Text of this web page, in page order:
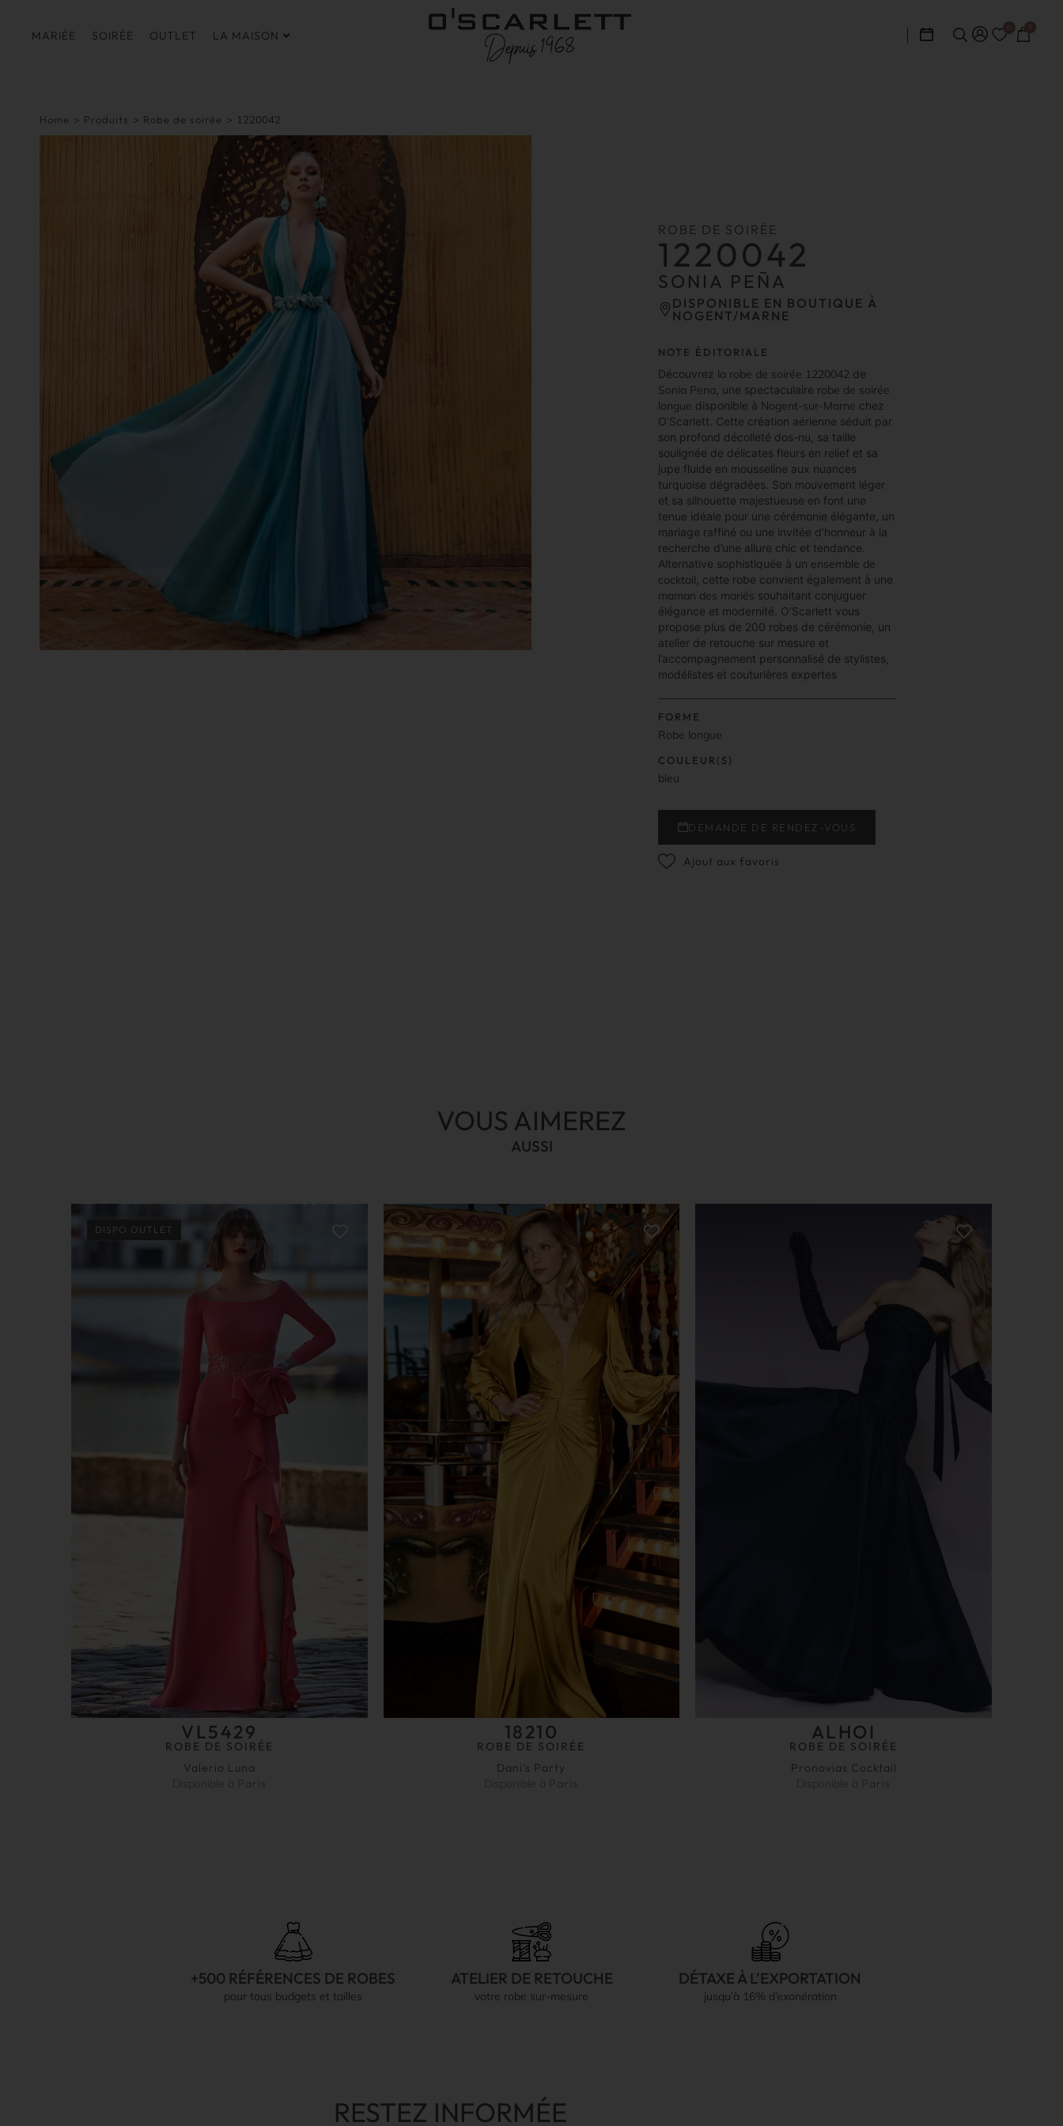
MARIÉE SOIRÉE OUTLET LA MAISON
Home > Produits > Robe de soirée > 1220042
ROBE DE SOIRÉE
1220042
SONIA PEÑA
DISPONIBLE EN BOUTIQUE À
NOGENT/MARNE
NOTE ÉDITORIALE
Découvrez la robe de soirée 1220042 de
Sonia Pena , une spectaculaire robe de soirée
longue disponible à Nogent-sur-Marne chez
O’Scarlett. Cette création aérienne séduit par
son profond décolleté dos-nu, sa taille
soulignée de délicates fleurs en relief et sa
jupe fluide en mousseline aux nuances
turquoise dégradées. Son mouvement léger
et sa silhouette majestueuse en font une
tenue idéale pour une cérémonie élégante, un
mariage raffiné ou une invitée d’honneur à la
recherche d’une allure chic et tendance.
Alternative sophistiquée à un ensemble de
cocktail , cette robe convient également à une
maman des mariés souhaitant conjuguer
élégance et modernité. O’Scarlett vous
propose plus de 200 robes de cérémonie, un
atelier de retouche sur mesure et
l’accompagnement personnalisé de stylistes,
modélistes et couturières expertes
FORME
Robe longue
COULEUR(S)
bleu
DEMANDE DE RENDEZ-VOUS
Ajout aux favoris
VOUS AIMEREZ
AUSSI
DISPO OUTLET
VL5429
ROBE DE SOIRÉE
Valerio Luna
Disponible à Paris
18210
ROBE DE SOIRÉE
Dani's Party
Disponible à Paris
ALHOI
ROBE DE SOIRÉE
Pronovias Cocktail
Disponible à Paris
+500 RÉFÉRENCES DE ROBES
pour tous budgets et tailles
ATELIER DE RETOUCHE
votre robe sur-mesure
DÉTAXE À L'EXPORTATION
jusqu’à 16% d’exonération
RESTEZ INFORMÉE